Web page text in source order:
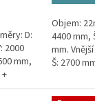
D:
2000
mm,
2-3
hvězdiček.
Objem:
4400 mm,
mm.
Š: 2700
týdny od